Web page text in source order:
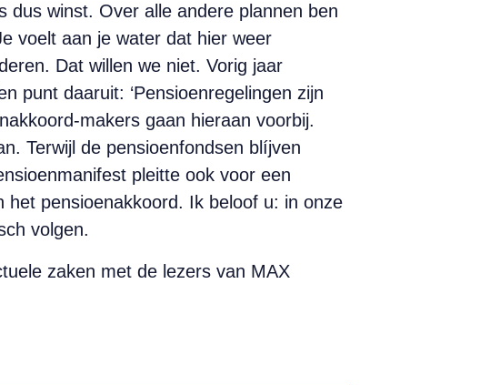
dus winst. Over alle andere plannen ben
voelt aan je water dat hier weer
Dat willen we niet. Vorig jaar
punt daaruit: ‘Pensioenregelingen zijn
makers gaan hieraan voorbij.
Terwijl de pensioenfondsen blíjven
pleitte ook voor een
pensioenakkoord. Ik beloof u: in onze
volgen.
zaken met de lezers van MAX